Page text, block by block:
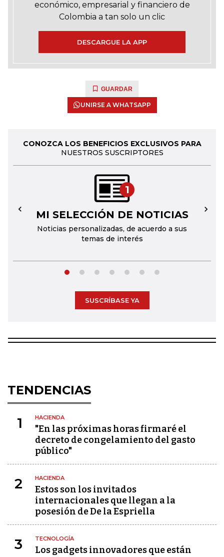
económico, empresarial y financiero de
Colombia a tan solo un clic
DESCARGUE LA APP
GUARDAR
UNIRSE A WHATSAPP
CONOZCA LOS BENEFICIOS EXCLUSIVOS PARA
NUESTROS SUSCRIPTORES
1
MI SELECCIÓN DE NOTICIAS
Noticias personalizadas, de acuerdo a sus
temas de interés
← →
SUSCRÍBASE YA
TENDENCIAS
1 HACIENDA
"En las próximas horas firmaré el
decreto de congelamiento del gasto
público"
2 HACIENDA
Estos son los invitados
internacionales que llegan a la
posesión de De la Espriella
3 TECNOLOGÍA
Los gadgets innovadores que están